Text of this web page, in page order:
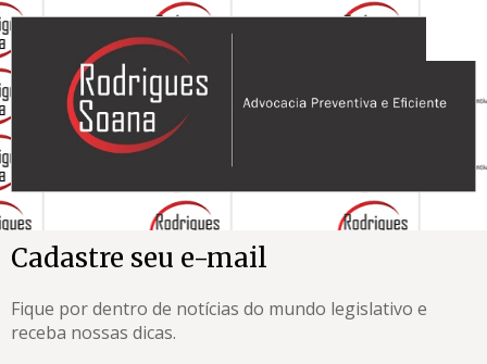
Cadastre seu e-mail
Fique por dentro de notícias do mundo legislativo e
receba nossas dicas.